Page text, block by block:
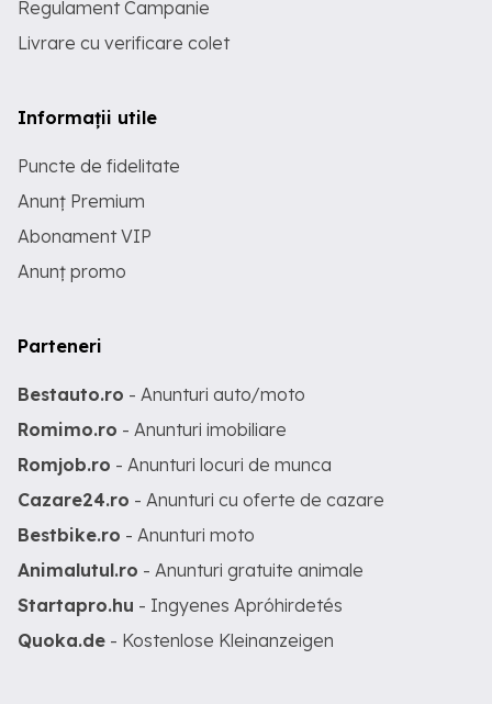
Regulament Campanie
Livrare cu verificare colet
Informații utile
Puncte de fidelitate
Anunț Premium
Abonament VIP
Anunț promo
Parteneri
Bestauto.ro - Anunturi auto/moto
Romimo.ro - Anunturi imobiliare
Romjob.ro - Anunturi locuri de munca
Cazare24.ro - Anunturi cu oferte de cazare
Bestbike.ro - Anunturi moto
Animalutul.ro - Anunturi gratuite animale
Startapro.hu - Ingyenes Apróhirdetés
Quoka.de - Kostenlose Kleinanzeigen